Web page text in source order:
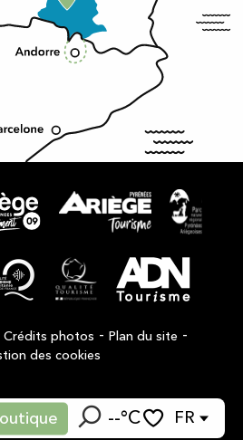
--°C FR
Crédits photos - Plan du site -
des cookies